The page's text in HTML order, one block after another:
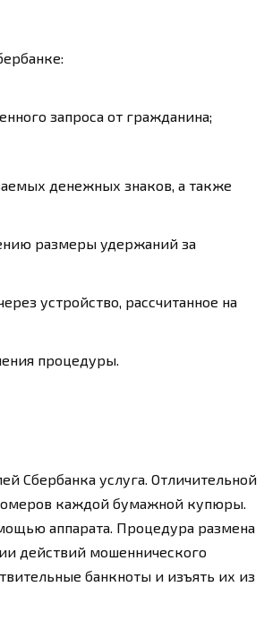
запроса от гражданина;
денежных знаков, а также
размеры удержаний за
устройство, рассчитанное на
процедуры.
Сбербанка услуга. Отличительной
каждой бумажной купюры.
аппарата. Процедура размена
действий мошеннического
банкноты и изъять их из